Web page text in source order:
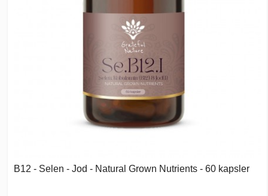
B12 - Selen - Jod - Natural Grown Nutrients - 60 kapsler